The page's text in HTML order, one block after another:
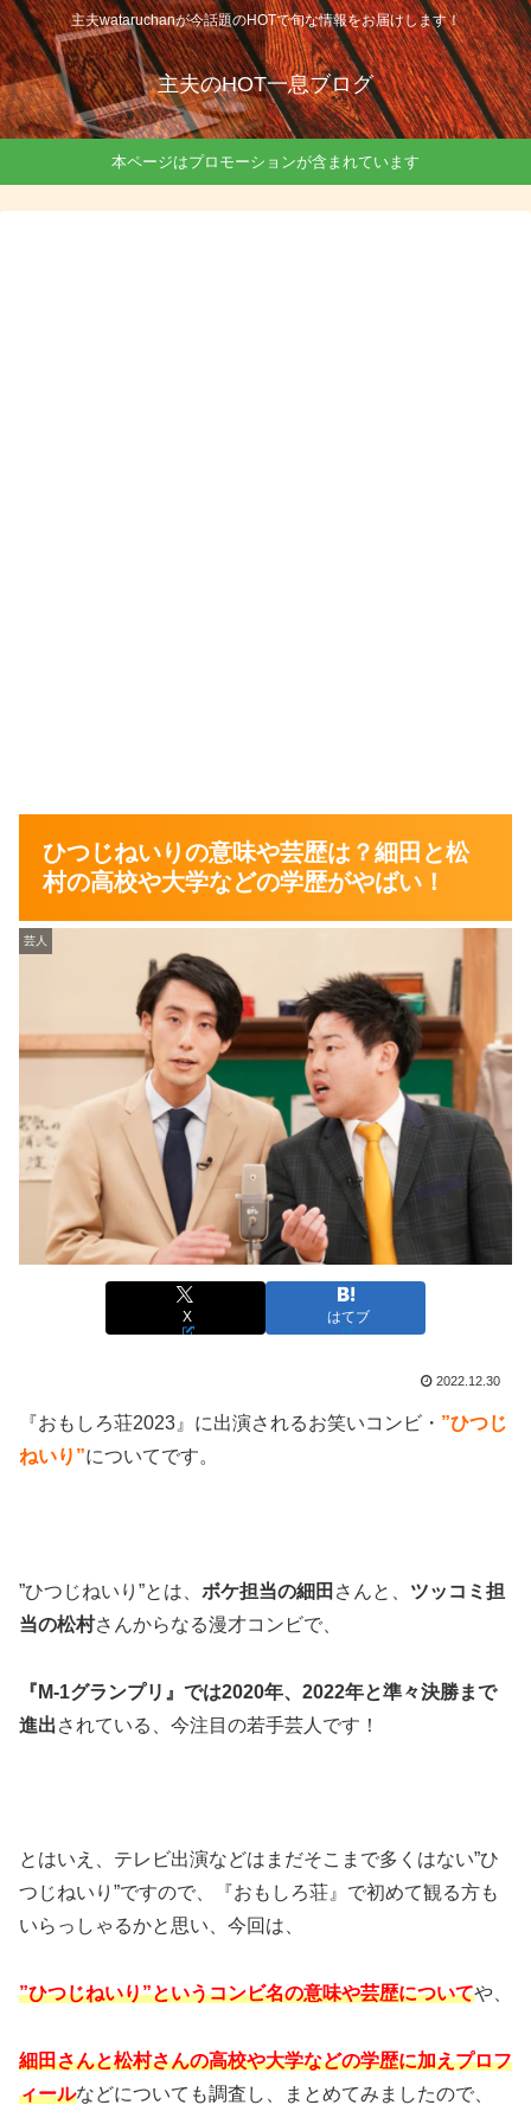
主夫wataruchanが今話題のHOTで旬な情報をお届けします！
主夫のHOT一息ブログ
本ページはプロモーションが含まれています
ひつじねいりの意味や芸歴は？細田と松
村の高校や大学などの学歴がやばい！
芸人
X はてブ
2022.12.30
『おもしろ荘2023』に出演されるお笑いコンビ・ ”ひつじ
ねいり”についてです。
”ひつじねいり”とは、 ボケ担当の細田 さんと、 ツッコミ担
当の松村さんからなる漫才コンビで、
『M-1グランプリ』では2020年、2022年と準々決勝まで
進出されている、今注目の若手芸人です！
とはいえ、テレビ出演などはまだそこまで多くはない”ひ
つじねいり”ですので、『おもしろ荘』で初めて観る方も
いらっしゃるかと思い、今回は、
”ひつじねいり”というコンビ名の意味や芸歴についてや、
細田さんと松村さんの高校や大学などの学歴に加えプロフ
ィールなどについても調査し、まとめてみましたので、